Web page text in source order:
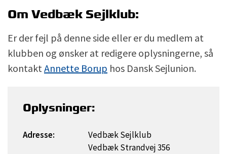
Om Vedbæk Sejlklub:
Er der fejl på denne side eller er du medlem at
klubben og ønsker at redigere oplysningerne, så
kontaktAnnette Borup hos Dansk Sejlunion.
Oplysninger:
Adresse:
Vedbæk Sejlklub
Vedbæk Strandvej 356